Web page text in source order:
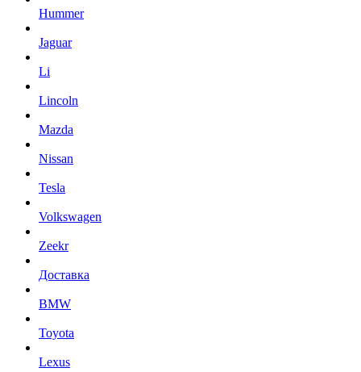
Hummer
Jaguar
Li
Lincoln
Mazda
Nissan
Tesla
Volkswagen
Zeekr
Доставка
BMW
Toyota
Lexus